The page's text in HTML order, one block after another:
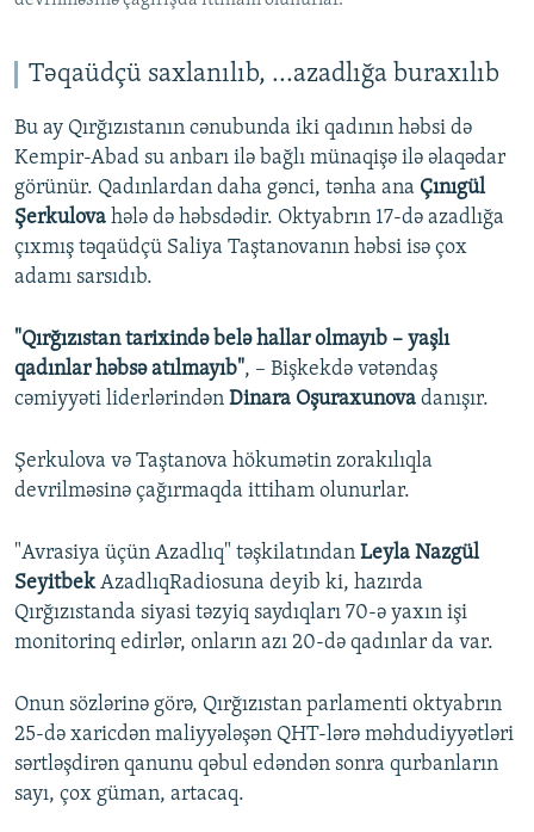
Təqaüdçü saxlanılıb, ...azadlığa buraxılıb
Bu ay Qırğızıstanın cənubunda iki qadının həbsi də
Kempir-Abad su anbarı ilə bağlı münaqişə ilə əlaqədar
görünür. Qadınlardan daha gənci, tənha ana Çınıgül
Şerkulova hələ də həbsdədir. Oktyabrın 17-də azadlığa
çıxmış təqaüdçü Saliya Taştanovanın həbsi isə çox
adamı sarsıdıb.
"Qırğızıstan tarixində belə hallar olmayıb – yaşlı
qadınlar həbsə atılmayıb", – Bişkekdə vətəndaş
cəmiyyəti liderlərindən Dinara Oşuraxunova danışır.
Şerkulova və Taştanova hökumətin zorakılıqla
devrilməsinə çağırmaqda ittiham olunurlar.
"Avrasiya üçün Azadlıq" təşkilatından Leyla Nazgül
SeyitbekAzadlıqRadiosuna deyib ki, hazırda
Qırğızıstanda siyasi təzyiq saydıqları 70-ə yaxın işi
monitorinq edirlər, onların azı 20-də qadınlar da var.
Onun sözlərinə görə, Qırğızıstan parlamenti oktyabrın
25-də xaricdən maliyyələşən QHT-lərə məhdudiyyətləri
sərtləşdirən qanunu qəbul edəndən sonra qurbanların
sayı, çox güman, artacaq.